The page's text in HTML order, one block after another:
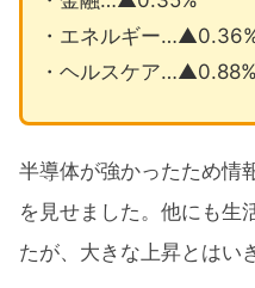
・エネルギー
・ヘルスケア…▲0.88%
半導体が強かったため情
を見せました。他にも生
たが、大きな上昇とはい